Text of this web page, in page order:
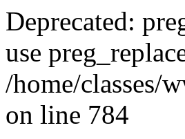
Deprecated:
use
/home/classes/
on line 784